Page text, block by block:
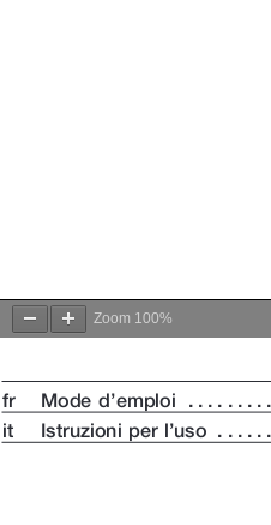
Zoom 100%